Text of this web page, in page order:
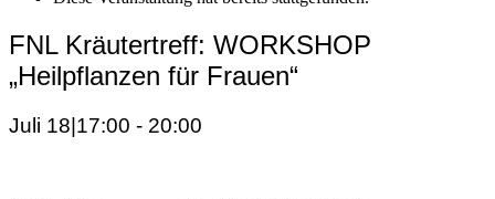
FNL Kräutertreff: WORKSHOP
„Heilpflanzen für Frauen“
Juli 18|17:00 - 20:00